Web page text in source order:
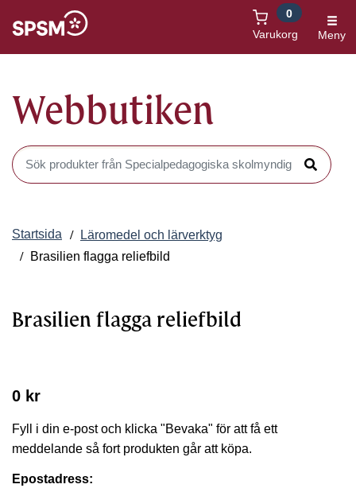
Varukorg
0
Meny
Webbutiken
Sök produkter i Webbutiken
Sök
Startsida
Läromedel och lärverktyg
Brasilien flagga reliefbild
Brasilien flagga reliefbild
0 kr
Fyll i din e-post och klicka "Bevaka" för att få ett
meddelande så fort produkten går att köpa.
Epostadress: